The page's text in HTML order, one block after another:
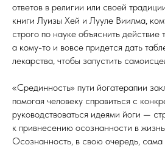
ответов в религии или своей
книги Луизы Хей и Лууле Виилма,
строго по науке объяснить действие
а кому-то и вовсе придется дать
лекарства, чтобы запустить
«Срединность» пути йогатерапии
помогая человеку справиться с
руководствоваться идеями йоги —
к привнесению осознанности в
Осознанность, в свою очередь, сама